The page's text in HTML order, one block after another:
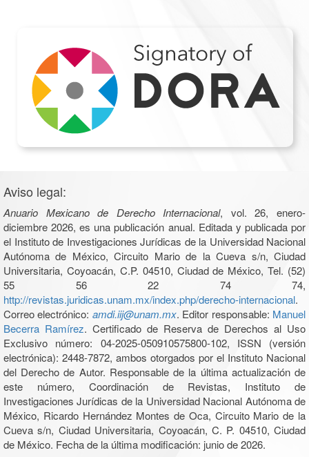
Aviso legal:
Anuario Mexicano de Derecho Internacional, vol. 26, enero-
diciembre 2026, es una publicación anual. Editada y publicada por
el Instituto de Investigaciones Jurídicas de la Universidad Nacional
Autónoma de México, Circuito Mario de la Cueva s/n, Ciudad
Universitaria, Coyoacán, C.P. 04510, Ciudad de México, Tel. (52)
55 56 22 74 74,
http://revistas.juridicas.unam.mx/index.php/derecho-internacional.
Correo electrónico: amdi.iij@unam.mx. Editor responsable: Manuel
Becerra Ramírez. Certificado de Reserva de Derechos al Uso
Exclusivo número: 04-2025-050910575800-102, ISSN (versión
electrónica): 2448-7872, ambos otorgados por el Instituto Nacional
del Derecho de Autor. Responsable de la última actualización de
este número, Coordinación de Revistas, Instituto de
Investigaciones Jurídicas de la Universidad Nacional Autónoma de
México, Ricardo Hernández Montes de Oca, Circuito Mario de la
Cueva s/n, Ciudad Universitaria, Coyoacán, C. P. 04510, Ciudad
de México. Fecha de la última modificación: junio de 2026.